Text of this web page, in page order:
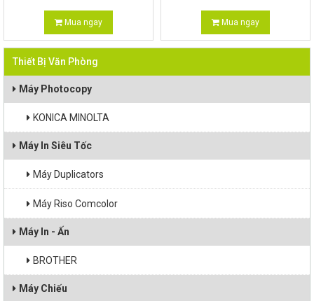
Mua ngay
Ống kính điều chỉnh: 2.7~13.5mm
Mua ngay
Thiết Bị Văn Phòng
Máy Photocopy
KONICA MINOLTA
Máy In Siêu Tốc
Máy Duplicators
Máy Riso Comcolor
Máy In - Ấn
BROTHER
Máy Chiếu